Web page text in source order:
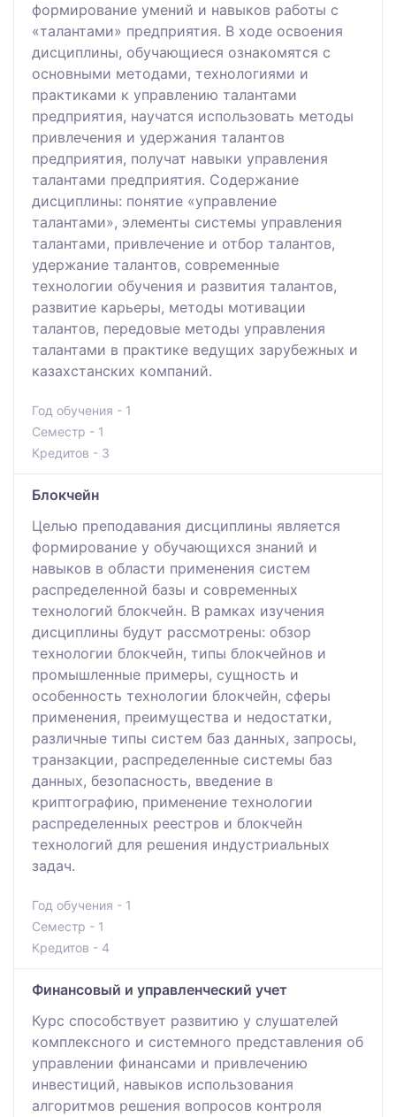
формирование умений и навыков работы с
«талантами» предприятия. В ходе освоения
дисциплины, обучающиеся ознакомятся с
основными методами, технологиями и
практиками к управлению талантами
предприятия, научатся использовать методы
привлечения и удержания талантов
предприятия, получат навыки управления
талантами предприятия. Содержание
дисциплины: понятие «управление
талантами», элементы системы управления
талантами, привлечение и отбор талантов,
удержание талантов, современные
технологии обучения и развития талантов,
развитие карьеры, методы мотивации
талантов, передовые методы управления
талантами в практике ведущих зарубежных и
казахстанских компаний.
Год обучения - 1
Семестр - 1
Кредитов - 3
Блокчейн
Целью преподавания дисциплины является
формирование у обучающихся знаний и
навыков в области применения систем
распределенной базы и современных
технологий блокчейн. В рамках изучения
дисциплины будут рассмотрены: обзор
технологии блокчейн, типы блокчейнов и
промышленные примеры, сущность и
особенность технологии блокчейн, сферы
применения, преимущества и недостатки,
различные типы систем баз данных, запросы,
транзакции, распределенные системы баз
данных, безопасность, введение в
криптографию, применение технологии
распределенных реестров и блокчейн
технологий для решения индустриальных
задач.
Год обучения - 1
Семестр - 1
Кредитов - 4
Финансовый и управленческий учет
Курс способствует развитию у слушателей
комплексного и системного представления об
управлении финансами и привлечению
инвестиций, навыков использования
алгоритмов решения вопросов контроля